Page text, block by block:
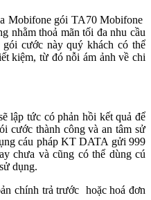
Mobifone gói TA70 Mobifone
nhằm thoả mãn tối đa nhu cầu
cước này quý khách có thể
kiệm, từ đó nỗi ám ảnh về chi
lập tức có phản hồi kết quả để
cước thành công và an tâm sử
cáu pháp KT DATA gửi 999
chưa và cũng có thể dùng cú
dụng.
chính trả trước hoặc hoá đơn